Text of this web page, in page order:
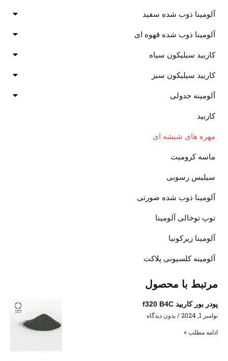
آلومینا ذوب شده سفید
آلومینا ذوب شده قهوه ای
کاربید سیلیکون سیاه
کاربید سیلیکون سبز
آلومینه جدولی
کاربید
مهره های شیشه ای
ماسه کرومیت
سیلیس رسوبی
آلومینا ذوب شده صورتی
توپ توخالی آلومینا
آلومینا زیرکونیا
آلومینه کلسیونی پلاکت
مرتبط با محصول
پودر بور کاربید f320 B4C
نوامبر 1, 2024
بدون دیدگاه
ادامه مطلب »